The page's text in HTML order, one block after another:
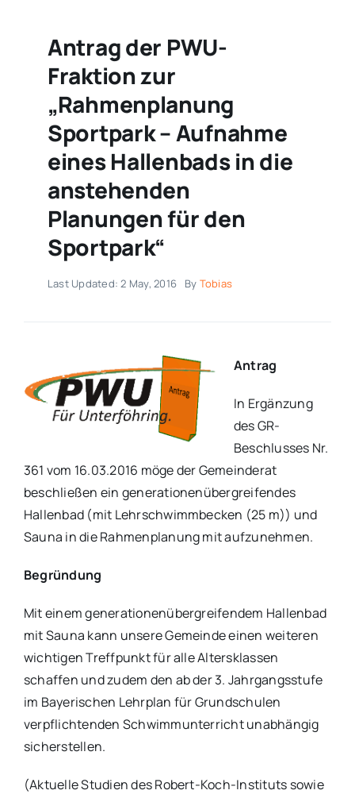
Antrag der PWU-
Fraktion zur
„Rahmenplanung
Sportpark – Aufnahme
eines Hallenbads in die
anstehenden
Planungen für den
Sportpark“
Last Updated: 2 May, 2016 By Tobias
Antrag
In Ergänzung
des GR-
Beschlusses Nr.
361 vom 16.03.2016 möge der Gemeinderat
beschließen ein generationenübergreifendes
Hallenbad (mit Lehrschwimmbecken (25 m)) und
Sauna in die Rahmenplanung mit aufzunehmen.
Begründung
Mit einem generationenübergreifendem Hallenbad
mit Sauna kann unsere Gemeinde einen weiteren
wichtigen Treffpunkt für alle Altersklassen
schaffen und zudem den ab der 3. Jahrgangsstufe
im Bayerischen Lehrplan für Grundschulen
verpflichtenden Schwimmunterricht unabhängig
sicherstellen.
(Aktuelle Studien des Robert-Koch-Instituts sowie